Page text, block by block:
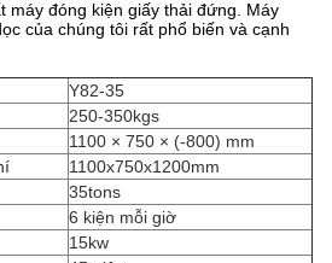
máy đóng kiện giấy thải đứng. Máy
của chúng tôi rất phổ biến và cạnh
Y82-35
250-350kgs
1100 × 750 × (-800) mm
1100x750x1200mm
35tons
6 kiện mỗi giờ
15kw